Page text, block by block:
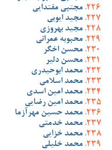
مجتبی مقتدایی
مجید ایوبی
مجید بهروزی
محبوبه عمرانی
محسن اخگر
محسن دلیر
محمد ابوحیدری
محمد اسلامی
محمد امین اسدی
محمد امین رضایی
محمد حسین مهرآزما
محمد خدمتی
محمد خزایی
محمد خلیلی